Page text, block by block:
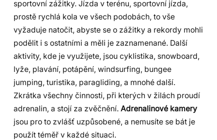
sportovní zážitky. Jízda v terénu, sportovní jízda,
prostě rychlá kola ve všech podobách, to vše
vyžaduje natočit, abyste se o zážitky a rekordy mohli
podělit i s ostatními a měli je zaznamenané. Další
aktivity, kde je využijete, jsou cyklistika, snowboard,
lyže, plavání, potápění, windsurfing, bungee
jumping, turistika, paragliding, a mnohé další.
Zkrátka všechny činnosti, při kterých v žilách proudí
adrenalin, a stojí za zvěčnění. Adrenalinové kamery
jsou pro to zvlášť uzpůsobené, a nemusíte se bát je
použít téměř v každé situaci.